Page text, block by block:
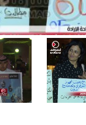
في ساحة